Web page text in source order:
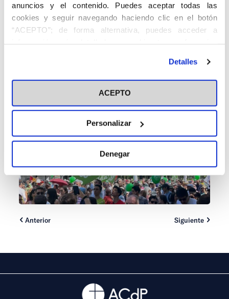
anuncios y el contenido. Puedes aceptar todas las
cookies y seguir navegando haciendo clic en el botón
“ACEPTO”; de forma alternativa, puedes acceder a
información más detallada y cambiar tus preferencias
en el botón "Personalizar". Para más información puedes
visitar nuestra Política de Cookies
Detalles
ACEPTO
Personalizar
Denegar
Anterior Siguiente